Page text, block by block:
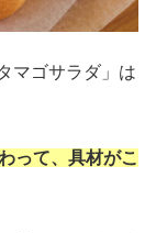
マゴサラダ」は
って、具材がこ